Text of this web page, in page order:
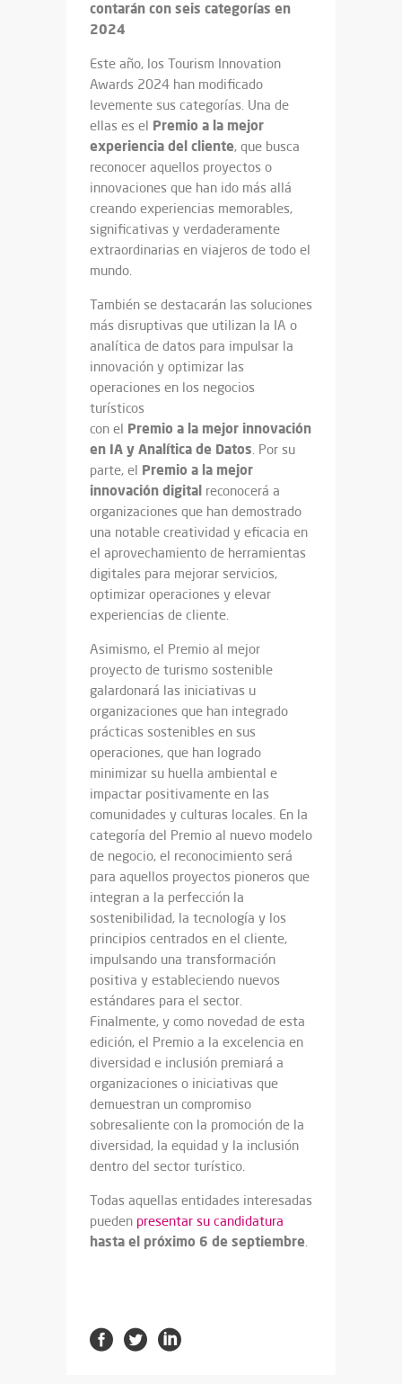
contarán con seis categorías en
2024
Este año, los Tourism Innovation
Awards 2024 han modificado
levemente sus categorías. Una de
ellas es el Premio a la mejor
experiencia del cliente, que busca
reconocer aquellos proyectos o
innovaciones que han ido más allá
creando experiencias memorables,
significativas y verdaderamente
extraordinarias en viajeros de todo el
mundo.
También se destacarán las soluciones
más disruptivas que utilizan la IA o
analítica de datos para impulsar la
innovación y optimizar las
operaciones en los negocios
turísticos
con el Premio a la mejor innovación
en IA y Analítica de Datos. Por su
parte, el Premio a la mejor
innovación digital reconocerá a
organizaciones que han demostrado
una notable creatividad y eficacia en
el aprovechamiento de herramientas
digitales para mejorar servicios,
optimizar operaciones y elevar
experiencias de cliente.
Asimismo, el Premio al mejor
proyecto de turismo sostenible
galardonará las iniciativas u
organizaciones que han integrado
prácticas sostenibles en sus
operaciones, que han logrado
minimizar su huella ambiental e
impactar positivamente en las
comunidades y culturas locales. En la
categoría del Premio al nuevo modelo
de negocio, el reconocimiento será
para aquellos proyectos pioneros que
integran a la perfección la
sostenibilidad, la tecnología y los
principios centrados en el cliente,
impulsando una transformación
positiva y estableciendo nuevos
estándares para el sector.
Finalmente, y como novedad de esta
edición, el Premio a la excelencia en
diversidad e inclusión premiará a
organizaciones o iniciativas que
demuestran un compromiso
sobresaliente con la promoción de la
diversidad, la equidad y la inclusión
dentro del sector turístico.
Todas aquellas entidades interesadas
pueden presentar su candidatura
hasta el próximo 6 de septiembre.